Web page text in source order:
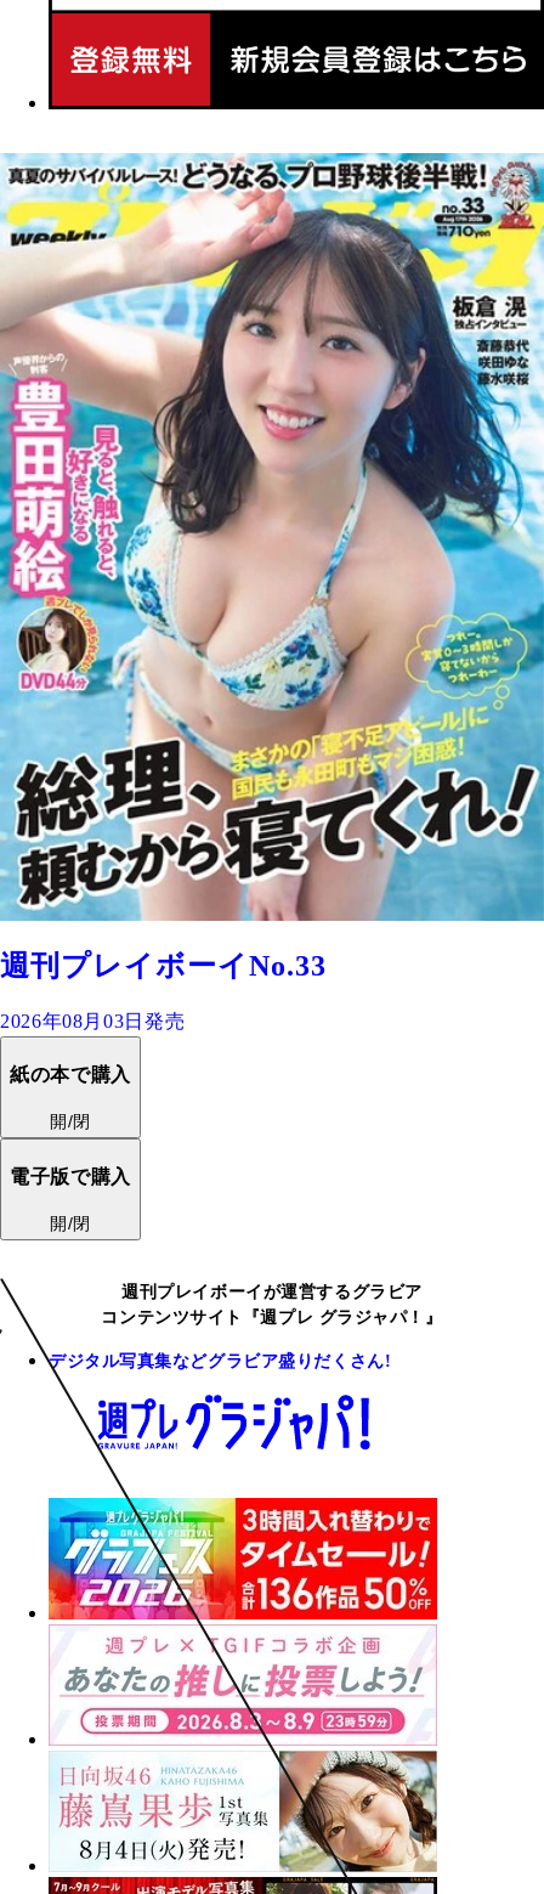
週刊プレイボーイNo.33
2026年08月03日発売
紙の本で購入
開/閉
電子版で購入
開/閉
週刊プレイボーイが運営するグラビア
コンテンツサイト『週プレ グラジャパ！』
デジタル写真集などグラビア盛りだくさん!